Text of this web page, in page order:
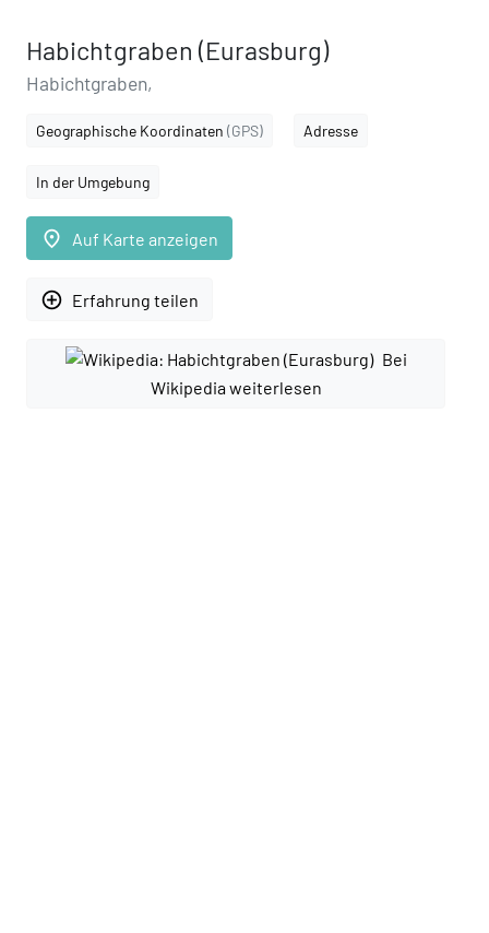
Habichtgraben (Eurasburg)
Habichtgraben,
Geographische Koordinaten (GPS) Adresse
In der Umgebung
place Auf Karte anzeigen
add_circle_outline Erfahrung teilen
Bei
Wikipedia weiterlesen